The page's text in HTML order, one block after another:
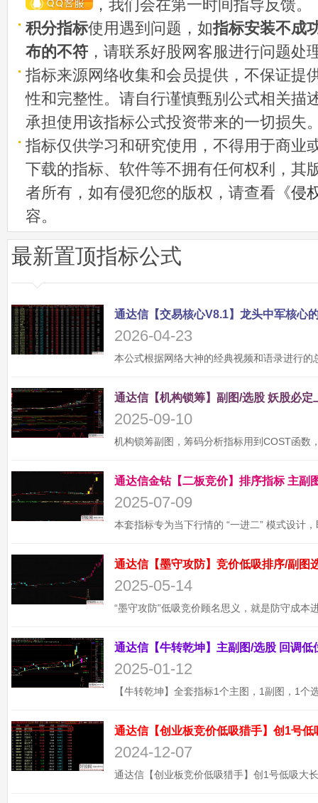
，我们会在第一时间指导反馈。
积分指标使用遇到问题，如指标安装不成
布的不符 ，请联系好股网客服进行问题处
指标来源网络收集和会员提供，不保证提
性和完整性。请自行谨慎甄别公式相关描
承担使用该指标公式投资带来的一切损失
指标仅供学习和研究使用，不得用于商业
下载的指标、软件等不拥有任何权利，其
者所有，如有侵犯您的版权，请查看《侵
容。
最新置顶指标公式
2026-04-23
2025-09-10
2025-07-09
2025-05-14
2025-01-12
通达信【创业板竞价低吸猎手】创1号
2024-12-07